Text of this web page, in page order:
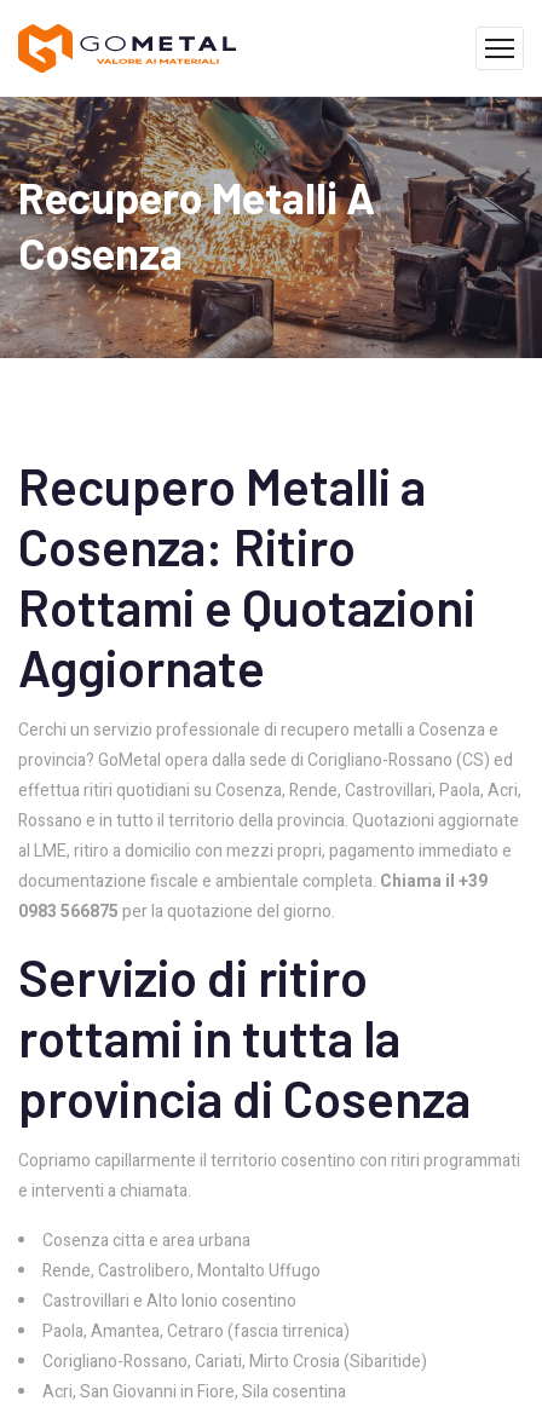
Recupero Metalli A
Cosenza
Recupero Metalli a
Cosenza: Ritiro
Rottami e Quotazioni
Aggiornate
Cerchi un servizio professionale di recupero metalli a Cosenza e
provincia? GoMetal opera dalla sede di Corigliano-Rossano (CS) ed
effettua ritiri quotidiani su Cosenza, Rende, Castrovillari, Paola, Acri,
Rossano e in tutto il territorio della provincia. Quotazioni aggiornate
al LME, ritiro a domicilio con mezzi propri, pagamento immediato e
documentazione fiscale e ambientale completa. Chiama il +39
0983 566875per la quotazione del giorno.
Servizio di ritiro
rottami in tutta la
provincia di Cosenza
Copriamo capillarmente il territorio cosentino con ritiri programmati
e interventi a chiamata.
Cosenza citta e area urbana
Rende, Castrolibero, Montalto Uffugo
Castrovillari e Alto Ionio cosentino
Paola, Amantea, Cetraro (fascia tirrenica)
Corigliano-Rossano, Cariati, Mirto Crosia (Sibaritide)
Acri, San Giovanni in Fiore, Sila cosentina